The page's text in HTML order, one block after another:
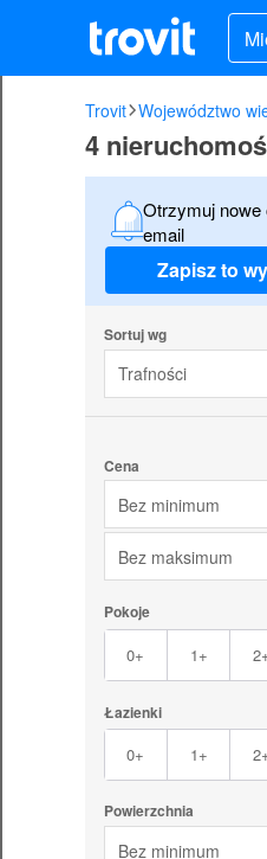
Trovit Województwo
4
Otrzymuj nowe
email
Zapisz to
Sortuj wg
Trafności
Cena
Bez minimum
Bez maksimum
Pokoje
0+ 1+
Łazienki
0+ 1+
Powierzchnia
Bez minimum